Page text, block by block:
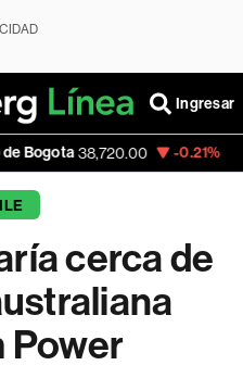
Ingresar
38,720.00 -0.21% Apple
cerca de
Power